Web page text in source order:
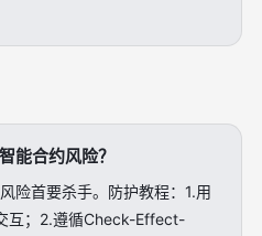
能合约风险？
险首要杀手。防护教程：1.用
互；2.遵循Check-Effect-